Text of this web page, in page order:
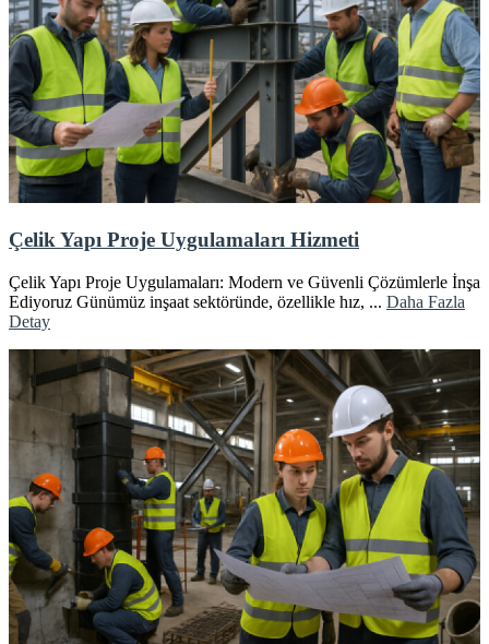
Çelik Yapı Proje Uygulamaları Hizmeti
Çelik Yapı Proje Uygulamaları: Modern ve Güvenli Çözümlerle İnşa
Ediyoruz Günümüz inşaat sektöründe, özellikle hız, ... Daha Fazla
Detay